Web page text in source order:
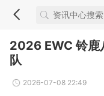
2026 EWC 铃鹿
队
2026-07-08 22:49